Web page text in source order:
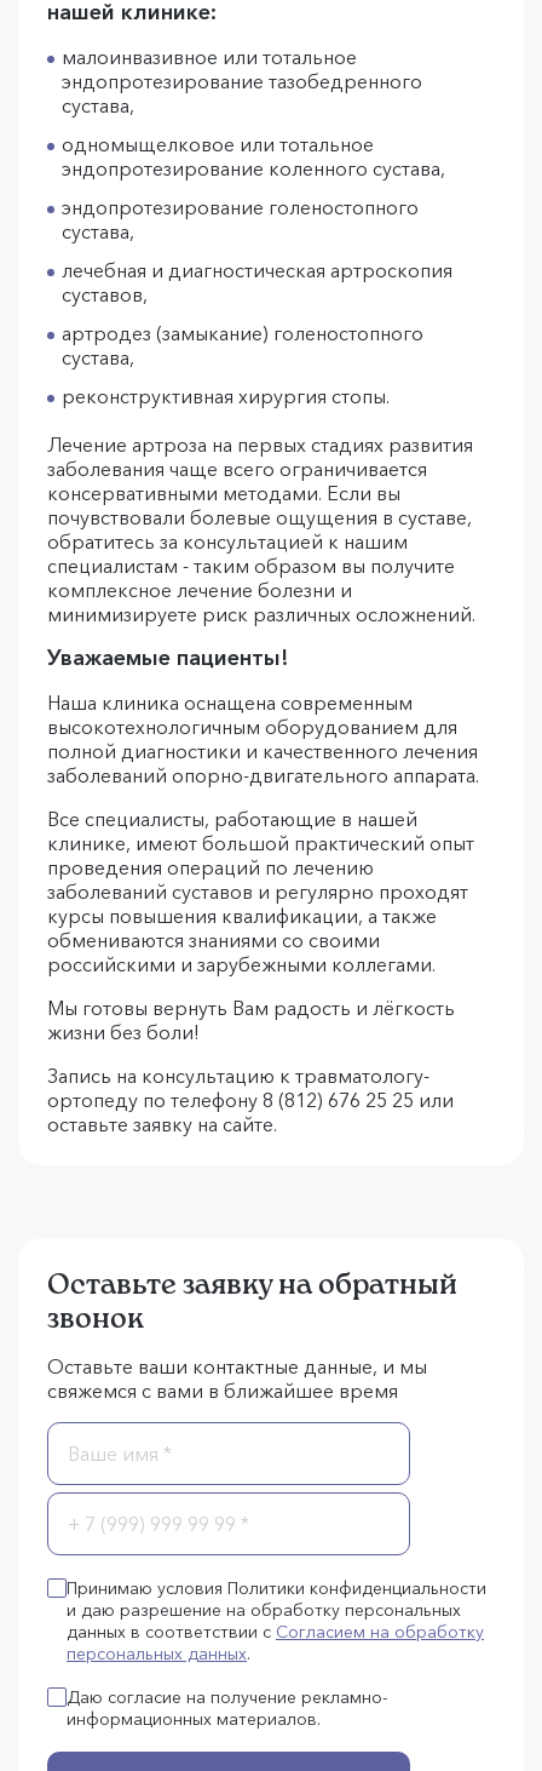
нашей клинике:
малоинвазивное или тотальное
эндопротезирование тазобедренного
сустава,
одномыщелковое или тотальное
эндопротезирование коленного сустава,
эндопротезирование голеностопного
сустава,
лечебная и диагностическая артроскопия
суставов,
артродез (замыкание) голеностопного
сустава,
реконструктивная хирургия стопы.
Лечение артроза на первых стадиях развития
заболевания чаще всего ограничивается
консервативными методами. Если вы
почувствовали болевые ощущения в суставе,
обратитесь за консультацией к нашим
специалистам - таким образом вы получите
комплексное лечение болезни и
минимизируете риск различных осложнений.
Уважаемые пациенты!
Наша клиника оснащена современным
высокотехнологичным оборудованием для
полной диагностики и качественного лечения
заболеваний опорно-двигательного аппарата.
Все специалисты, работающие в нашей
клинике, имеют большой практический опыт
проведения операций по лечению
заболеваний суставов и регулярно проходят
курсы повышения квалификации, а также
обмениваются знаниями со своими
российскими и зарубежными коллегами.
Мы готовы вернуть Вам радость и лёгкость
жизни без боли!
Запись на консультацию к травматологу-
ортопеду по телефону 8 (812) 676 25 25 или
оставьте заявку на сайте.
Оставьте заявку на обратный
звонок
Оставьте ваши контактные данные, и мы
свяжемся с вами в ближайшее время
Принимаю условия Политики конфиденциальности
и даю разрешение на обработку персональных
данных в соответствии с Согласием на обработку
персональных данных.
Даю согласие на получение рекламно-
информационных материалов.